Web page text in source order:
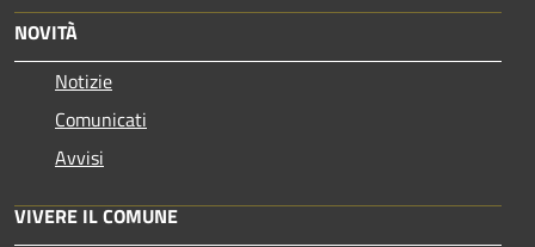
NOVITÀ
Notizie
Comunicati
Avvisi
VIVERE IL COMUNE